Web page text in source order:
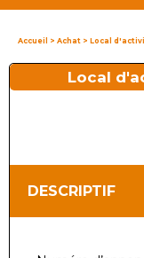
Accueil > Achat > Local
Local
DESCRIPTIF